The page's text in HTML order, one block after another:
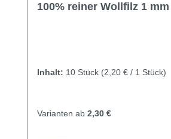
100% reiner Wollfilz 1
Inhalt: 10 Stück (2,20 € / 1 Stück)
Varianten ab 2,30 €